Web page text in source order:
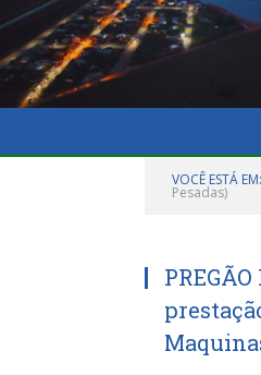
VOCÊ ESTÁ EM:
Pesadas)